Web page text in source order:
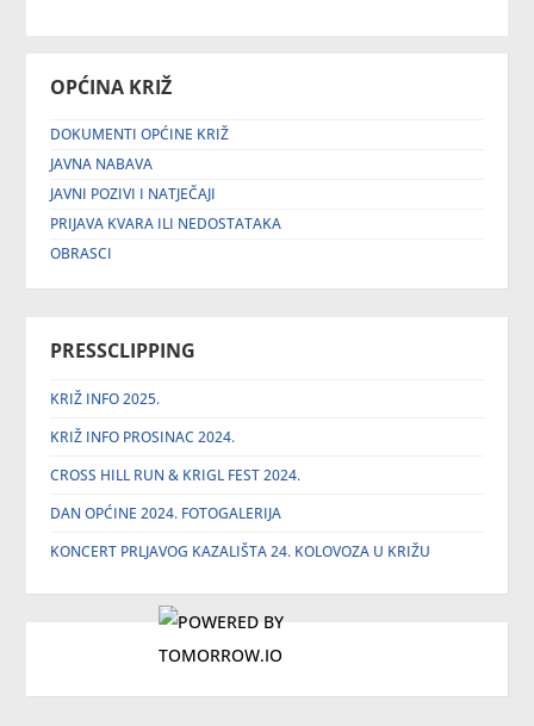
OPĆINA KRIŽ
DOKUMENTI OPĆINE KRIŽ
JAVNA NABAVA
JAVNI POZIVI I NATJEČAJI
PRIJAVA KVARA ILI NEDOSTATAKA
OBRASCI
PRESSCLIPPING
KRIŽ INFO 2025.
KRIŽ INFO PROSINAC 2024.
CROSS HILL RUN & KRIGL FEST 2024.
DAN OPĆINE 2024. FOTOGALERIJA
KONCERT PRLJAVOG KAZALIŠTA 24. KOLOVOZA U KRIŽU